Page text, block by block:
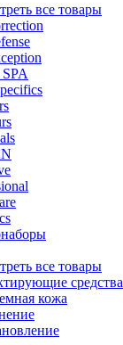
все товары
все товары
средства
кожа